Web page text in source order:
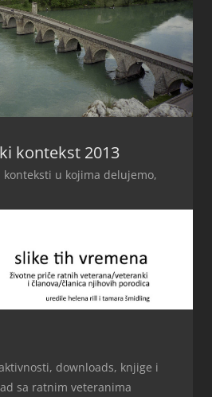
kontekst 2013
konteksti u kojima delujemo,
, downloads, knjige i
sa ratnim veteranima